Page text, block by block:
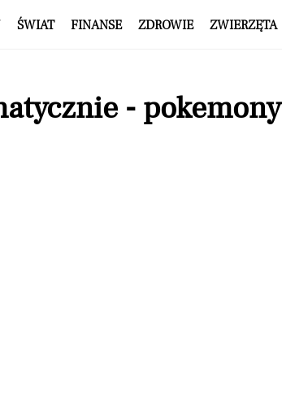
ŚWIAT FINANSE ZDROWIE ZWIERZĘTA
- pokemony